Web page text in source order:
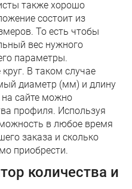
также хорошо
состоит из
То есть чтобы
вес нужного
параметры.
В таком случае
диаметр (мм) и длину
сайте можно
профиля. Используя
в любое время
заказа и сколько
приобрести.
количества и